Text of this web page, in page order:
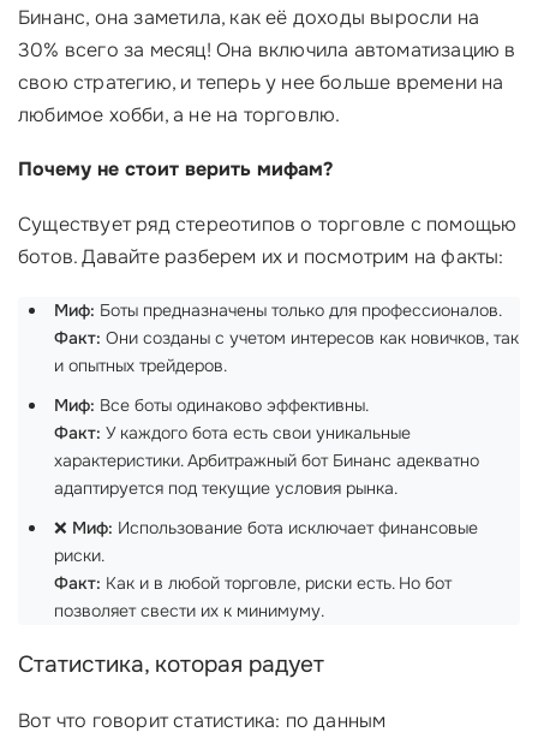
Бинанс, она заметила, как её доходы выросли на
30% всего за месяц! Она включила автоматизацию в
свою стратегию, и теперь у нее больше времени на
любимое хобби, а не на торговлю.
Почему не стоит верить мифам?
Существует ряд стереотипов о торговле с помощью
ботов. Давайте разберем их и посмотрим на факты:
Миф: Боты предназначены только для профессионалов.
Факт: Они созданы с учетом интересов как новичков, так
и опытных трейдеров.
Миф: Все боты одинаково эффективны.
Факт: У каждого бота есть свои уникальные
характеристики. Арбитражный бот Бинанс адекватно
адаптируется под текущие условия рынка.
❌ Миф: Использование бота исключает финансовые
риски.
Факт: Как и в любой торговле, риски есть. Но бот
позволяет свести их к минимуму.
Статистика, которая радует
Вот что говорит статистика: по данным